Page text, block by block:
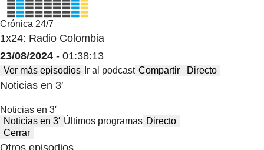
Crónica 24/7
1x24: Radio Colombia
23/08/2024 - 01:38:13
Ver más episodios Ir al podcast Compartir Directo
Noticias en 3′
Noticias en 3′
Noticias en 3′ Últimos programas Directo
Cerrar
Otros episodios